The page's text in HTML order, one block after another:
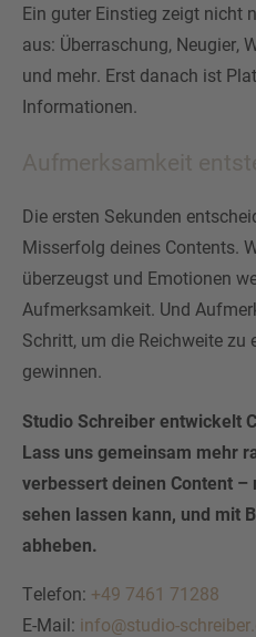
Ein guter Einstieg zeigt nicht
aus: Überraschung, Neugier,
und mehr. Erst danach ist
Informationen.
Aufmerksamkeit
Die ersten Sekunden
Misserfolg deines Contents.
überzeugst und Emotionen
Aufmerksamkeit. Und
Schritt, um die Reichweite zu
gewinnen.
Studio Schreiber entwickelt
Lass uns gemeinsam mehr
verbessert deinen Content
sehen lassen kann, und mit
abheben.
Telefon: +49 7461 71288
E-Mail: info@studio-